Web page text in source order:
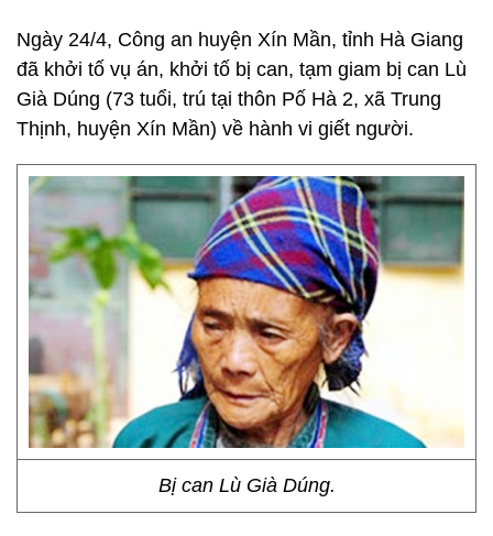
Ngày 24/4, Công an huyện Xín Mần, tỉnh Hà Giang
đã khởi tố vụ án, khởi tố bị can, tạm giam bị can Lù
Già Dúng (73 tuổi, trú tại thôn Pố Hà 2, xã Trung
Thịnh, huyện Xín Mần) về hành vi giết người.
Bị can Lù Già Dúng.